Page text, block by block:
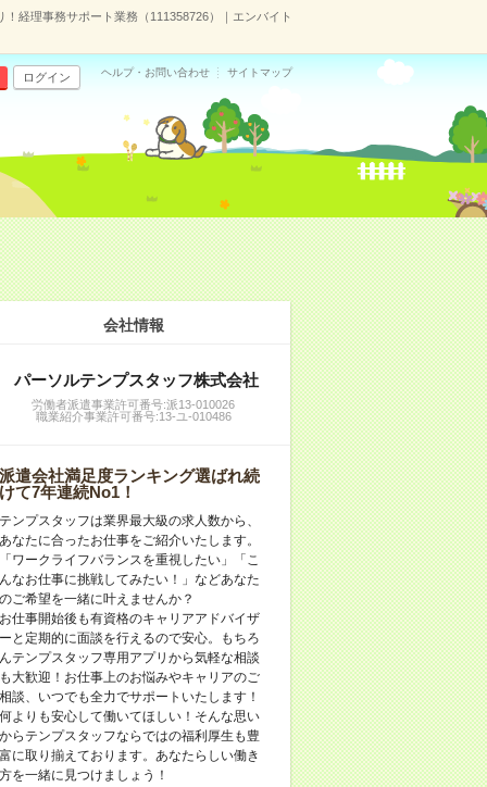
経理事務サポート業務（111358726）｜エンバイト
ログイン ヘルプ・お問い合わせ サイトマップ
会社情報
パーソルテンプスタッフ株式会社
労働者派遣事業許可番号:派13-010026
職業紹介事業許可番号:13-ユ-010486
遣会社満足度ランキング選ばれ続
て7年連続No1！
ンプスタッフは業界最大級の求人数から、
なたに合ったお仕事をご紹介いたします。
ワークライフバランスを重視したい」「こ
なお仕事に挑戦してみたい！」などあなた
ご希望を一緒に叶えませんか？
仕事開始後も有資格のキャリアアドバイザ
と定期的に面談を行えるので安心。もちろ
テンプスタッフ専用アプリから気軽な相談
大歓迎！お仕事上のお悩みやキャリアのご
談、いつでも全力でサポートいたします！
よりも安心して働いてほしい！そんな思い
らテンプスタッフならではの福利厚生も豊
に取り揃えております。あなたらしい働き
を一緒に見つけましょう！